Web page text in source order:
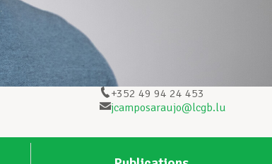
+352 49 94 24 453
jcamposaraujo@lcgb.lu